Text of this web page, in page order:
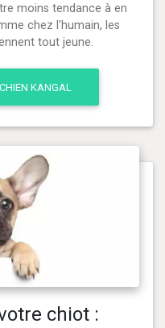
moins tendance à en
chez l'humain, les
tout jeune.
KANGAL
chiot :